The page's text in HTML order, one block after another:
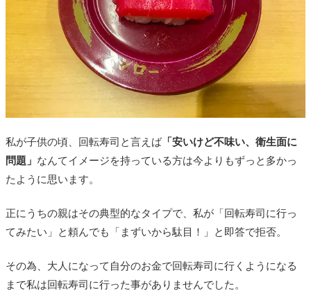
私が子供の頃、回転寿司と言えば「安いけど不味い、衛生面に
問題」 なんてイメージを持っている方は今よりもずっと多かっ
たように思います。
正にうちの親はその典型的なタイプで、私が「回転寿司に行っ
てみたい」と頼んでも「まずいから駄目！」と即答で拒否。
その為、大人になって自分のお金で回転寿司に行くようになる
まで私は回転寿司に行った事がありませんでした。